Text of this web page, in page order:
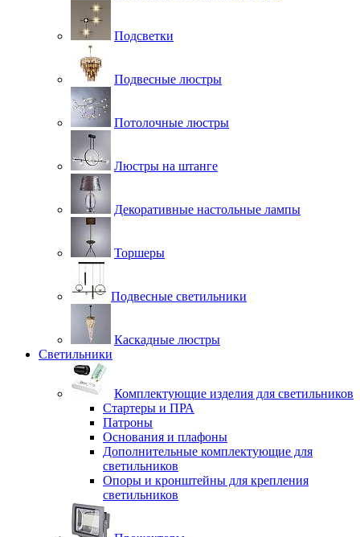
Подсветки
Подвесные люстры
Потолочные люстры
Люстры на штанге
Декоративные настольные лампы
Торшеры
Подвесные светильники
Каскадные люстры
Светильники
Комплектующие изделия для светильников
Стартеры и ПРА
Патроны
Основания и плафоны
Дополнительные комплектующие для
светильников
Опоры и кронштейны для крепления
светильников